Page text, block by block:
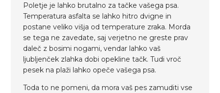
Poletje je lahko brutalno za tačke vašega psa.
Temperatura asfalta se lahko hitro dvigne in
postane veliko višja od temperature zraka. Morda
se tega ne zavedate, saj verjetno ne greste prav
daleč z bosimi nogami, vendar lahko vaš
ljubljenček zlahka dobi opekline tačk. Tudi vroč
pesek na plaži lahko opeče vašega psa.
Toda to ne pomeni, da mora vaš pes zamuditi vse